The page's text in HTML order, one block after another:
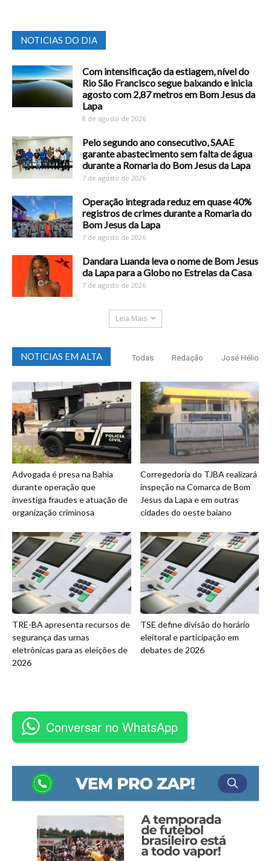
NOTICIAS DO DIA
Com intensificação da estiagem, nível do
Rio São Francisco segue baixando e inicia
agosto com 2,87 metros em Bom Jesus da
Lapa
8 de agosto de 2026
Pelo segundo ano consecutivo, SAAE
garante abastecimento sem falta de água
durante a Romaria do Bom Jesus da Lapa
7 de agosto de 2026
Operação integrada reduz em quase 40%
registros de crimes durante a Romaria do
Bom Jesus da Lapa
7 de agosto de 2026
Dandara Luanda leva o nome de Bom Jesus
da Lapa para a Globo no Estrelas da Casa
7 de agosto de 2026
Leia Mais
NOTICIAS EM ALTA Todas Redação José Hélio
Advogada é presa na Bahia
durante operação que
investiga fraudes e atuação de
organização criminosa
Corregedoria do TJBA realizará
inspeção na Comarca de Bom
Jesus da Lapa e em outras
cidades do oeste baiano
TRE-BA apresenta recursos de
segurança das urnas
eletrônicas para as eleições de
2026
TSE define divisão do horário
eleitoral e participação em
debates de 2026
Conversar no WhatsApp